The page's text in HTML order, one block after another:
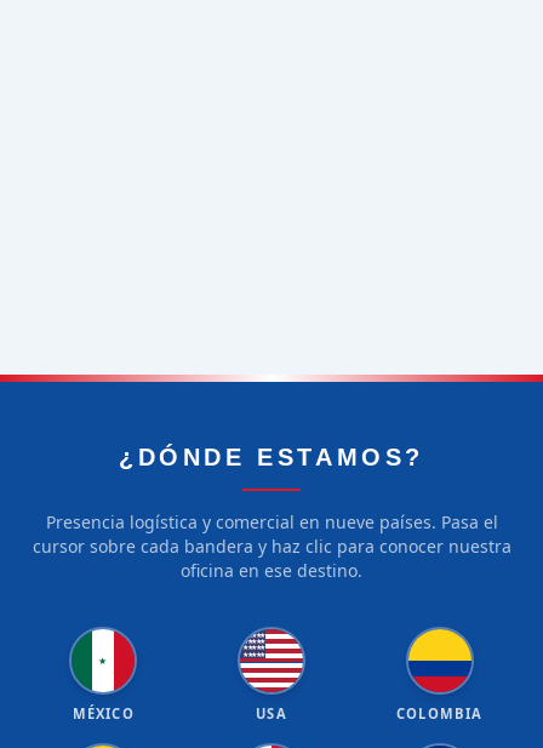
¿DÓNDE ESTAMOS?
Presencia logística y comercial en nueve países. Pasa el
cursor sobre cada bandera y haz clic para conocer nuestra
oficina en ese destino.
★
MÉXICO
★★★★★
★★★★★
★★★★★
★★★★★
USA COLOMBIA